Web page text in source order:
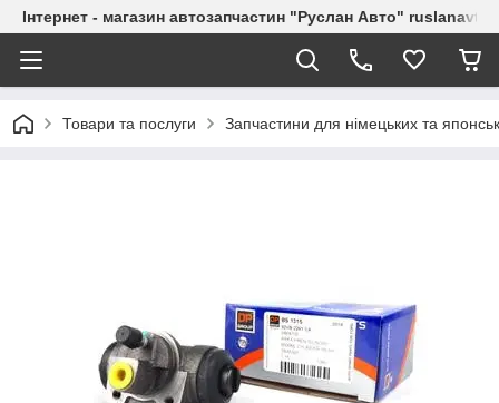
Інтернет - магазин автозапчастин "Руслан Авто"
Товари та послуги Запчастини для німецьких та